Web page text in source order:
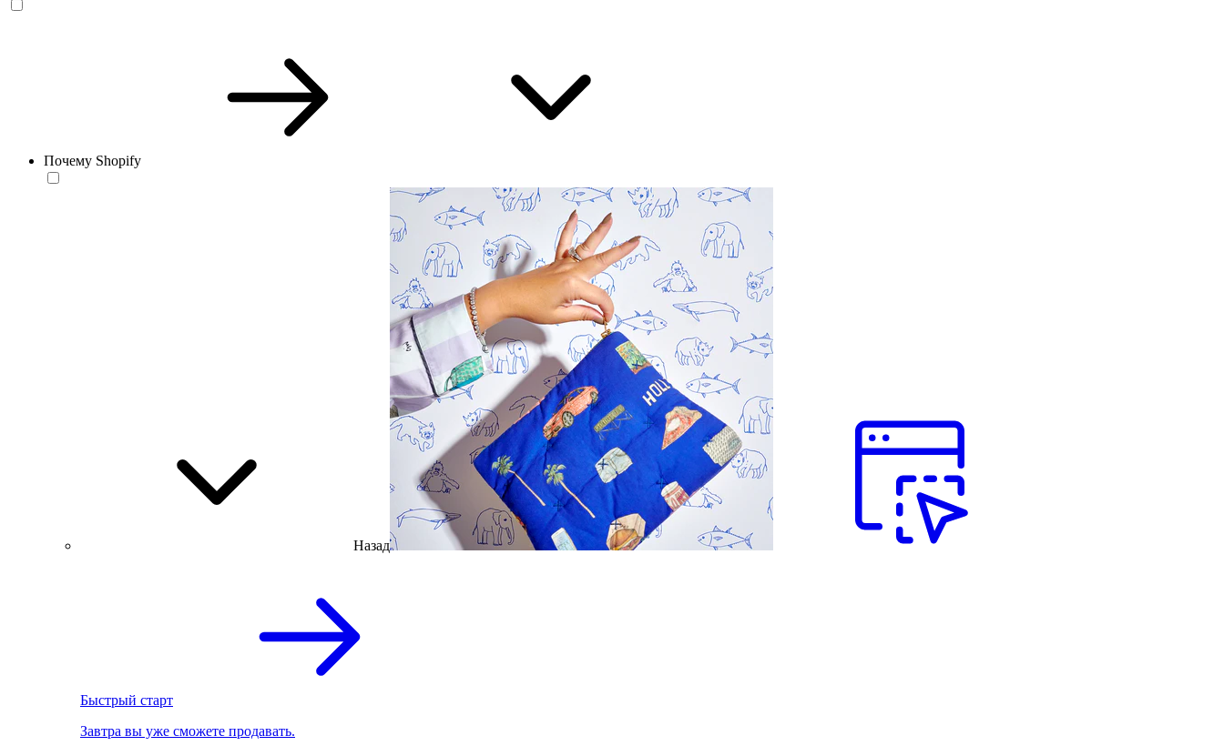
Почему Shopify
Назад
Быстрый старт
Завтра вы уже сможете продавать.